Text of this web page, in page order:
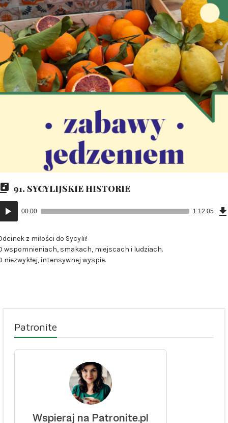
91. SYCYLIJSKIE HISTORIE
00:00 1:12:05
z miłości do Sycylii!
wspomnieniach, smakach, miejscach i ludziach.
niezwykłej, intensywnej wyspie.
Patronite